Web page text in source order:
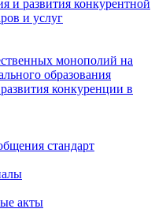
и развития конкурентной
и услуг
монополий на
образования
конкуренции в
стандарт
акты